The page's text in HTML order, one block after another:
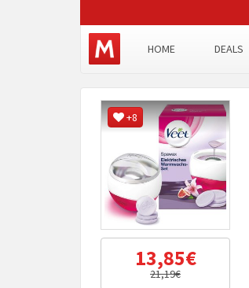
HOME DEALS
+8
13,85€
21,19€